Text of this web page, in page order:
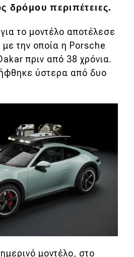
δρόμου περιπέτειες.
το μοντέλο αποτέλεσε
με την οποία η Porsche
πριν από 38 χρόνια.
ύστερα από δυο
μοντέλο, στο